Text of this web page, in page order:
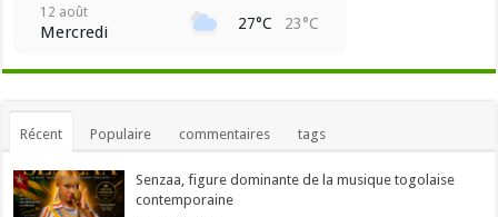
12 août
Mercredi 27°C 23°C
Récent Populaire commentaires tags
Senzaa, figure dominante de la musique togolaise
contemporaine